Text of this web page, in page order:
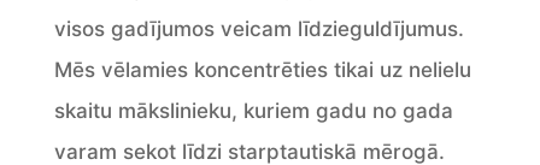
visos gadījumos veicam līdzieguldījumus.
Mēs vēlamies koncentrēties tikai uz nelielu
skaitu mākslinieku, kuriem gadu no gada
varam sekot līdzi starptautiskā mērogā.